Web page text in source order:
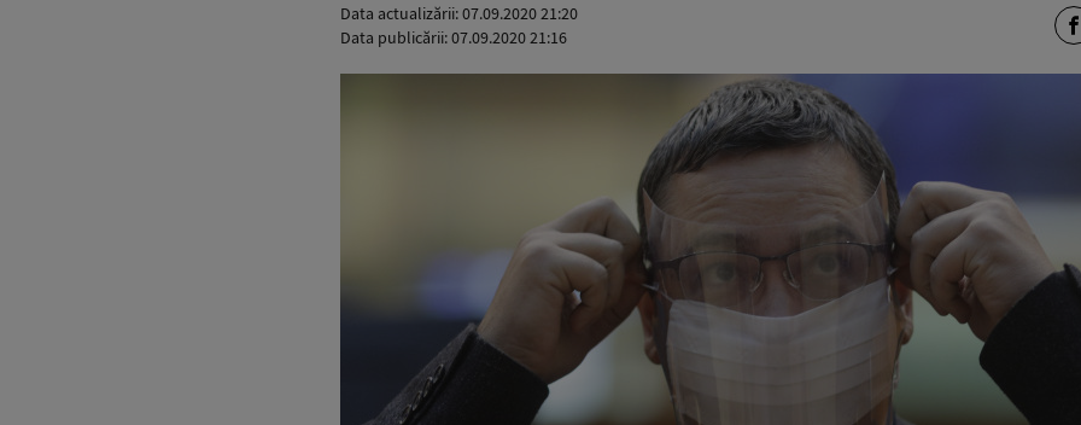
Data actualizării:07.09.2020 21:20
Data publicării:07.09.2020 21:16